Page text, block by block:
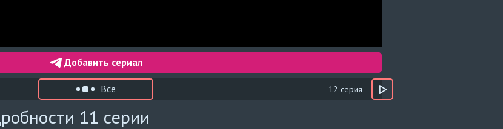
Добавить сериал
Все 12 серия
11 серии